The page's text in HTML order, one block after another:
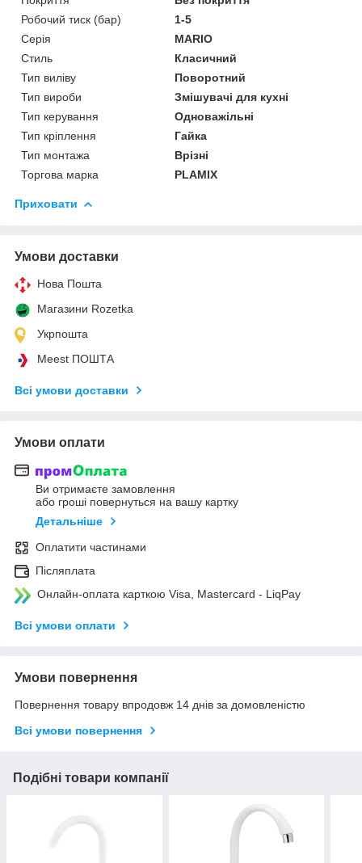
Робочий тиск (бар)
1-5
Серія
MARIO
Стиль
Класичний
Тип виліву
Поворотний
Тип вироби
Змішувачі для кухні
Тип керування
Одноважільні
Тип кріплення
Гайка
Тип монтажа
Врізні
Торгова марка
PLAMIX
Приховати
Умови доставки
Нова Пошта
Магазини Rozetka
Укрпошта
Meest ПОШТА
Всі умови доставки
Умови оплати
Ви отримаєте замовлення
або гроші повернуться на вашу картку
Детальніше
Оплатити частинами
Післяплата
Онлайн-оплата карткою Visa, Mastercard - LiqPay
Всі умови оплати
Умови повернення
Повернення товару впродовж 14 днів за домовленістю
Всі умови повернення
Подібні товари компанії